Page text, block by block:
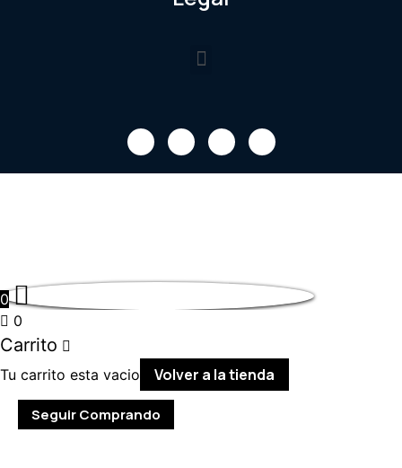
0
0
Carrito
Tu carrito esta vacio Volver a la tienda
Seguir Comprando